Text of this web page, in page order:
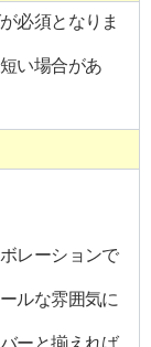
必須となりま
い場合があ
レーションで
ルな雰囲気に